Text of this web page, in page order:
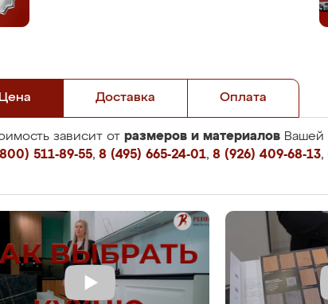
Цена Доставка Оплата
зависит от размеров и материалов Вашей
511-89-55, 8 (495) 665-24-01, 8 (926) 409-68-13,